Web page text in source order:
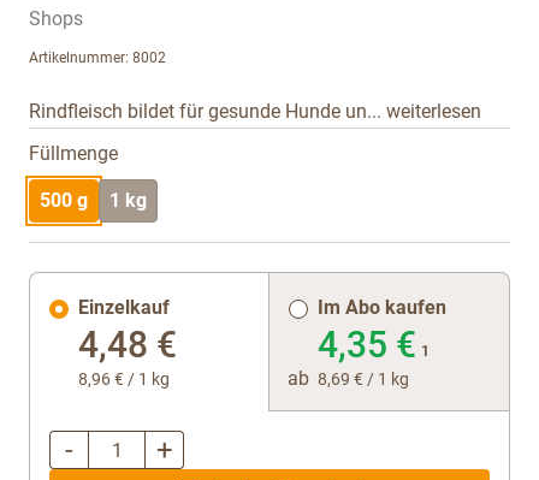
Artikelnummer: 8002
Rindfleisch bildet für gesunde Hunde un... weiterlesen
Füllmenge
500 g 1 kg
Einzelkauf
4,48 €
8,96 € / 1 kg
Im Abo kaufen
ab
4,35 €
8,69 € / 1 kg
1
Menge
- +